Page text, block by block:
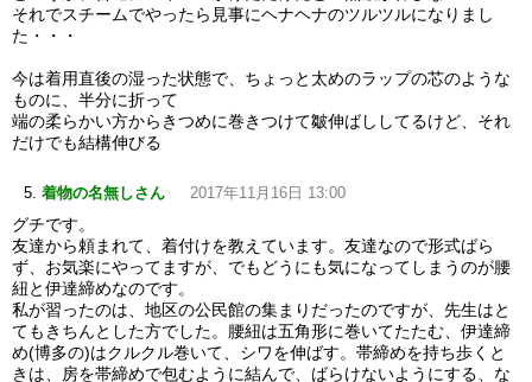
それでスチームでやったら見事にヘナヘナのツルツルになりまし
た・・・
今は着用直後の湿った状態で、ちょっと太めのラップの芯のような
ものに、半分に折って
端の柔らかい方からきつめに巻きつけて皺伸ばししてるけど、それ
だけでも結構伸びる
着物の名無しさん 2017年11月16日 13:00
グチです。
友達から頼まれて、着付けを教えています。友達なので形式ばら
ず、お気楽にやってますが、でもどうにも気になってしまうのが腰
紐と伊達締めなのです。
私が習ったのは、地区の公民館の集まりだったのですが、先生はと
てもきちんとした方でした。腰紐は五角形に巻いてたたむ、伊達締
め(博多の)はクルクル巻いて、シワを伸ばす。帯締めを持ち歩くと
きは、房を帯締めで包むように結んで、ばらけないようにする、な